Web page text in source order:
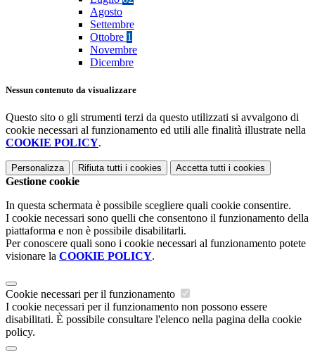
Agosto
Settembre
Ottobre 1
Novembre
Dicembre
Nessun contenuto da visualizzare
Questo sito o gli strumenti terzi da questo utilizzati si avvalgono di
cookie necessari al funzionamento ed utili alle finalità illustrate nella
COOKIE POLICY.
Personalizza Rifiuta tutti i cookies Accetta tutti i cookies
Gestione cookie
In questa schermata è possibile scegliere quali cookie consentire.
I cookie necessari sono quelli che consentono il funzionamento della
piattaforma e non è possibile disabilitarli.
Per conoscere quali sono i cookie necessari al funzionamento potete
visionare la COOKIE POLICY.
Cookie necessari per il funzionamento
I cookie necessari per il funzionamento non possono essere
disabilitati. È possibile consultare l'elenco nella pagina della cookie
policy.